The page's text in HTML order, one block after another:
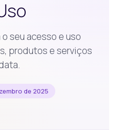
seu acesso e uso
produtos e serviços
de 2025